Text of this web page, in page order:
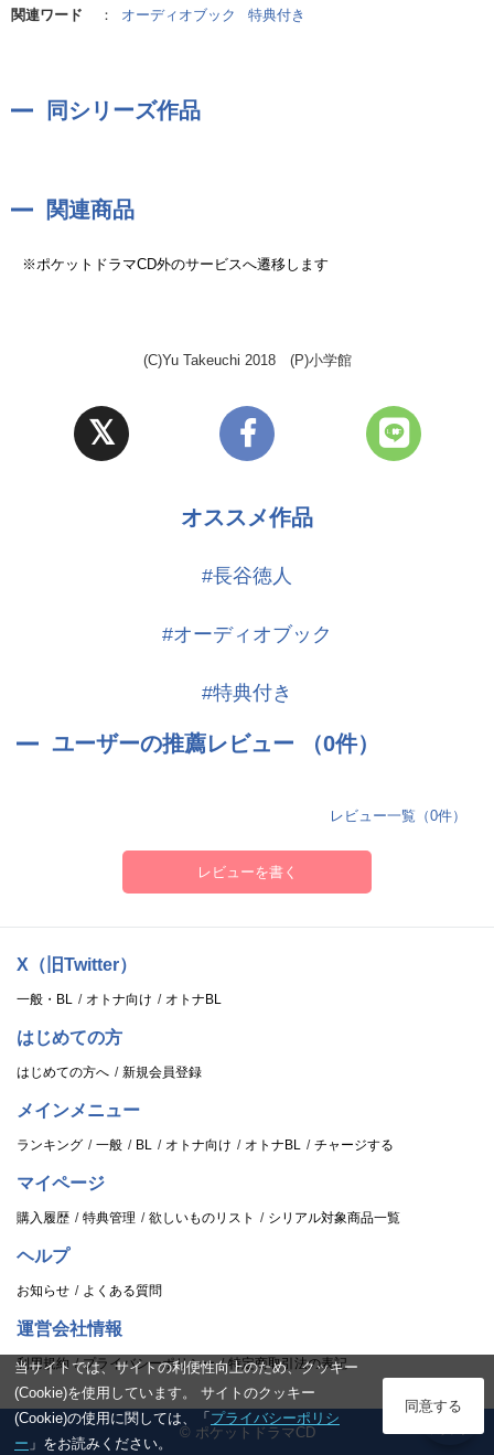
関連ワード
： オーディオブック 特典付き
同シリーズ作品
関連商品
※ポケットドラマCD外のサービスへ遷移します
(C)Yu Takeuchi 2018 (P)小学館
オススメ作品
#長谷徳人
#オーディオブック
#特典付き
ユーザーの推薦レビュー （0件）
レビュー一覧（0件）
レビューを書く
X（旧Twitter）
一般・BL オトナ向け オトナBL
はじめての方
はじめての方へ 新規会員登録
メインメニュー
ランキング 一般 BL オトナ向け オトナBL チャージする
マイページ
購入履歴 特典管理 欲しいものリスト シリアル対象商品一覧
ヘルプ
お知らせ よくある質問
運営会社情報
利用規約 プライバシーポリシー 特定商取引法の表記
© ポケットドラマCD
当サイトでは、サイトの利便性向上のため、クッキー
(Cookie)を使用しています。 サイトのクッキー
(Cookie)の使用に関しては、「 プライバシーポリシ
ー 」をお読みください。
同意する